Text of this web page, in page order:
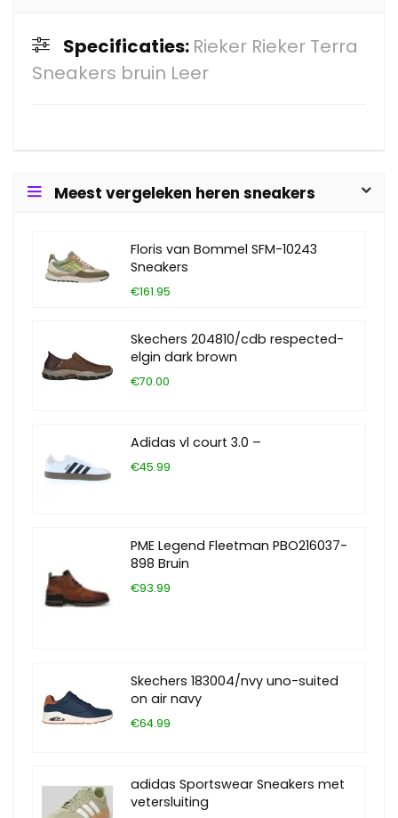
Specificaties: Rieker Rieker Terra
Sneakers bruin Leer
Meest vergeleken heren sneakers
Floris van Bommel SFM-10243
Sneakers
€161.95
Skechers 204810/cdb respected-
elgin dark brown
€70.00
Adidas vl court 3.0 –
€45.99
PME Legend Fleetman PBO216037-
898 Bruin
€93.99
Skechers 183004/nvy uno-suited
on air navy
€64.99
adidas Sportswear Sneakers met
vetersluiting